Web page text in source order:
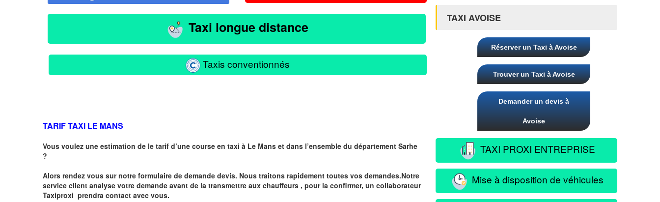
Taxi longue distance
Taxis conventionnés
TARIF TAXI LE MANS
Vous voulez une estimation de le tarif d’une course en taxi à Le Mans et dans l’ensemble du département Sarhe
?
Alors rendez vous sur notre formulaire de demande devis. Nous traitons rapidement toutes vos demandes.Notre
service client analyse votre demande avant de la transmettre aux chauffeurs , pour la confirmer, un collaborateur
Taxiproxi prendra contact avec vous.
TAXI AVOISE
Réserver un Taxi à Avoise
Trouver un Taxi à Avoise
Demander un devis à
Avoise
TAXI PROXI ENTREPRISE
Mise à disposition de véhicules